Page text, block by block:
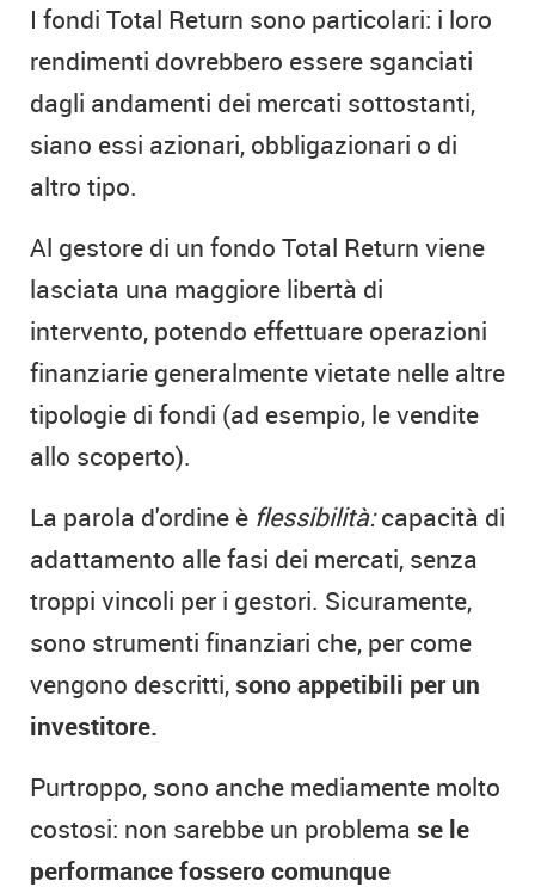
I fondi Total Return sono particolari: i loro
rendimenti dovrebbero essere sganciati
dagli andamenti dei mercati sottostanti,
siano essi azionari, obbligazionari o di
altro tipo.
Al gestore di un fondo Total Return viene
lasciata una maggiore libertà di
intervento, potendo effettuare operazioni
finanziarie generalmente vietate nelle altre
tipologie di fondi (ad esempio, le vendite
allo scoperto).
La parola d'ordine è flessibilità:capacità di
adattamento alle fasi dei mercati, senza
troppi vincoli per i gestori. Sicuramente,
sono strumenti finanziari che, per come
vengono descritti,sono appetibili per un
investitore.
Purtroppo, sono anche mediamente molto
costosi: non sarebbe un problema se le
performance fossero comunque